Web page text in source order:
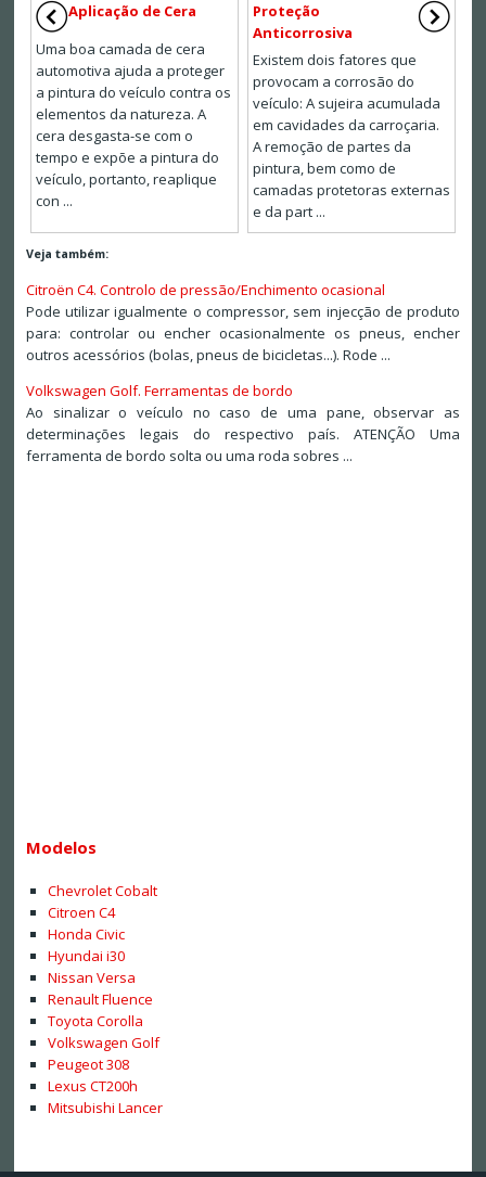
Aplicação de Cera
Uma boa camada de cera
automotiva ajuda a proteger
a pintura do veículo contra os
elementos da natureza. A
cera desgasta-se com o
tempo e expõe a pintura do
veículo, portanto, reaplique
con ...
Proteção
Anticorrosiva
Existem dois fatores que
provocam a corrosão do
veículo: A sujeira acumulada
em cavidades da carroçaria.
A remoção de partes da
pintura, bem como de
camadas protetoras externas
e da part ...
Veja também:
Citroën C4. Controlo de pressão/Enchimento ocasional
Pode utilizar igualmente o compressor, sem injecção de produto
para: controlar ou encher ocasionalmente os pneus, encher
outros acessórios (bolas, pneus de bicicletas...). Rode ...
Volkswagen Golf. Ferramentas de bordo
Ao sinalizar o veículo no caso de uma pane, observar as
determinações legais do respectivo país. ATENÇÃO Uma
ferramenta de bordo solta ou uma roda sobres ...
Modelos
Chevrolet Cobalt
Citroen C4
Honda Civic
Hyundai i30
Nissan Versa
Renault Fluence
Toyota Corolla
Volkswagen Golf
Peugeot 308
Lexus CT200h
Mitsubishi Lancer